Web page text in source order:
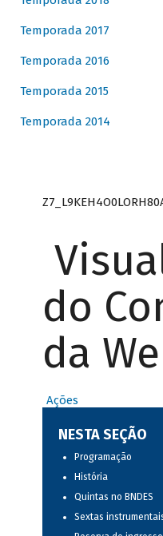
Temporada 2017
Temporada 2016
Temporada 2015
Temporada 2014
do
da
Ações
NESTA SEÇÃO
Programação
História
Quintas no BNDES
Sextas